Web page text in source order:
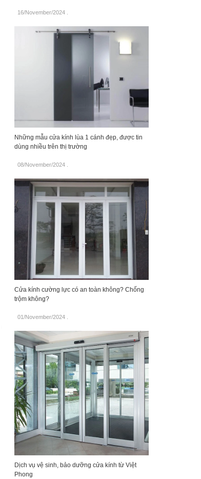
16/November/2024.
Những mẫu cửa kính lùa 1 cánh đẹp, được tin
dùng nhiều trên thị trường
08/November/2024.
Cửa kính cường lực có an toàn không? Chống
trộm không?
01/November/2024.
Dịch vụ vệ sinh, bảo dưỡng cửa kính từ Việt
Phong